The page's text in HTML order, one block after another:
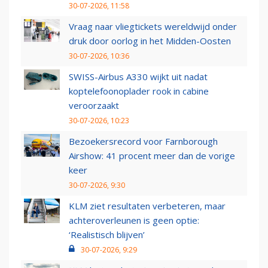
30-07-2026, 11:58
Vraag naar vliegtickets wereldwijd onder
druk door oorlog in het Midden-Oosten
30-07-2026, 10:36
SWISS-Airbus A330 wijkt uit nadat
koptelefoonoplader rook in cabine
veroorzaakt
30-07-2026, 10:23
Bezoekersrecord voor Farnborough
Airshow: 41 procent meer dan de vorige
keer
30-07-2026, 9:30
KLM ziet resultaten verbeteren, maar
achteroverleunen is geen optie:
‘Realistisch blijven’
30-07-2026, 9:29